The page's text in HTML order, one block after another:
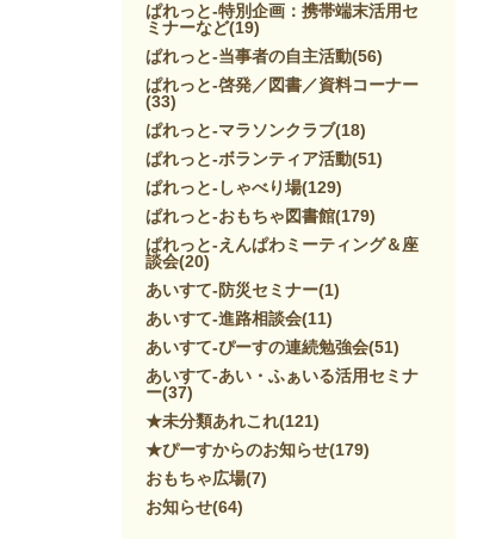
ぱれっと-特別企画：携帯端末活用セ
ミナーなど(19)
ぱれっと-当事者の自主活動(56)
ぱれっと-啓発／図書／資料コーナー
(33)
ぱれっと-マラソンクラブ(18)
ぱれっと-ボランティア活動(51)
ぱれっと-しゃべり場(129)
ぱれっと-おもちゃ図書館(179)
ぱれっと-えんぱわミーティング＆座
談会(20)
あいすて-防災セミナー(1)
あいすて-進路相談会(11)
あいすて-ぴーすの連続勉強会(51)
あいすて-あい・ふぁいる活用セミナ
ー(37)
★未分類あれこれ(121)
★ぴーすからのお知らせ(179)
おもちゃ広場(7)
お知らせ(64)